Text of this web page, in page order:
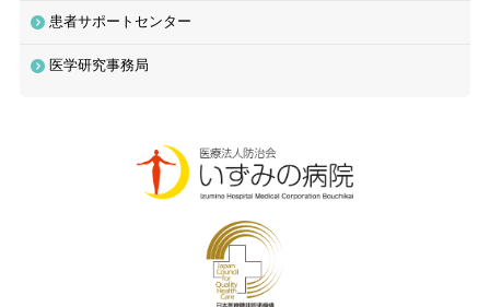
患者サポートセンター
医学研究事務局